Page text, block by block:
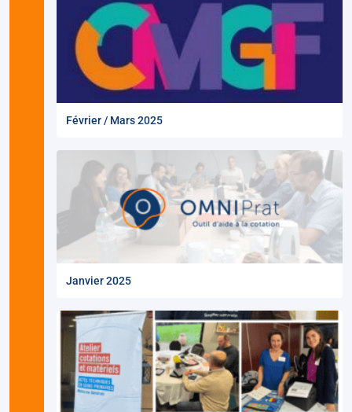
Février / Mars 2025
Janvier 2025